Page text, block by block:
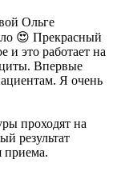
Ольге
😍 Прекрасный
и это работает на
Впервые
Я очень
проходят на
результат
приема.